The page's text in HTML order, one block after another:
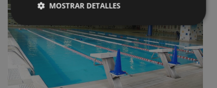
MOSTRAR DETALLES